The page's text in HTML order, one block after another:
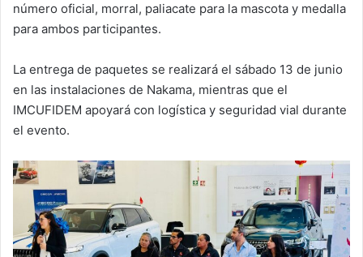
número oficial, morral, paliacate para la mascota y medalla
para ambos participantes.
La entrega de paquetes se realizará el sábado 13 de junio
en las instalaciones de Nakama, mientras que el
IMCUFIDEM apoyará con logística y seguridad vial durante
el evento.